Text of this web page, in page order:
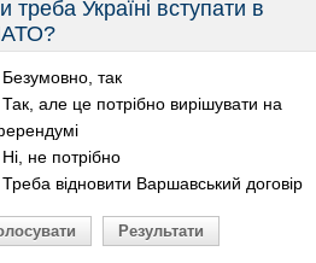
треба Україні вступати в
Безумовно, так
Так, але це потрібно вирішувати на
Ні, не потрібно
Треба відновити Варшавський договір
Результати